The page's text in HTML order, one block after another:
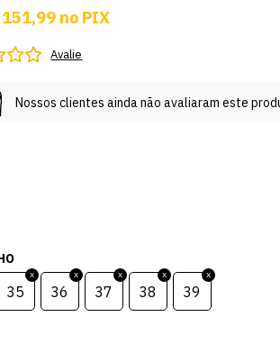
151,99 no PIX
Avalie
Nossos clientes ainda não avaliaram este
35 36 37 38 39